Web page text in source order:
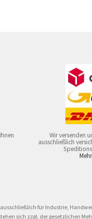
Wir versenden
ausschließlich
für Industrie,
sich zzgl. der gesetzlichen